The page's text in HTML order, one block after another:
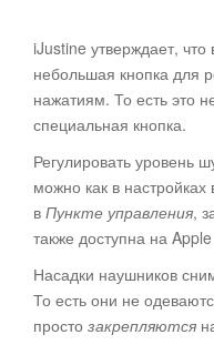
iJustine утверждает,
небольшая кнопка для
нажатиям. То есть это
специальная кнопка.
Регулировать уровень
можно как в
в Пункте управления,
также доступна на
Насадки наушников
То есть они не
просто закрепляются